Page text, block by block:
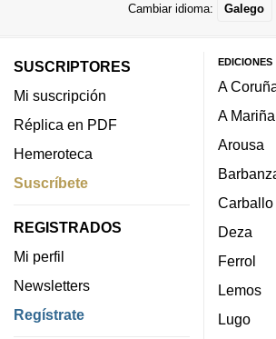
Cambiar idioma: Galego
SUSCRIPTORES
Mi suscripción
Réplica en PDF
Hemeroteca
Suscríbete
REGISTRADOS
Mi perfil
Newsletters
Regístrate
EDICIONES
A
A Mariña
Arousa
Carballo
Deza
Ferrol
Lemos
Lugo